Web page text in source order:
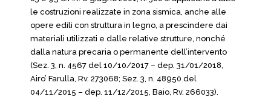
le costruzioni realizzate in zona sismica, anche alle
opere edili con struttura in legno, a prescindere dai
materiali utilizzati e dalle relative strutture, nonché
dalla natura precaria o permanente dell’intervento
(Sez. 3, n. 4567 del 10/10/2017 – dep. 31/01/2018,
Airo’ Farulla, Rv. 273068; Sez. 3, n. 48950 del
04/11/2015 – dep. 11/12/2015, Baio, Rv. 266033).